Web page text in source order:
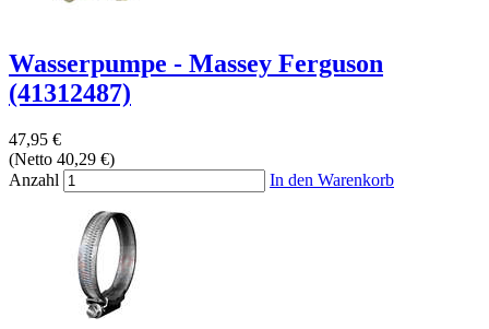
Wasserpumpe - Massey Ferguson
(41312487)
47,95 €
(Netto 40,29 €)
Anzahl
In den Warenkorb